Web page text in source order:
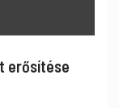
erősítése